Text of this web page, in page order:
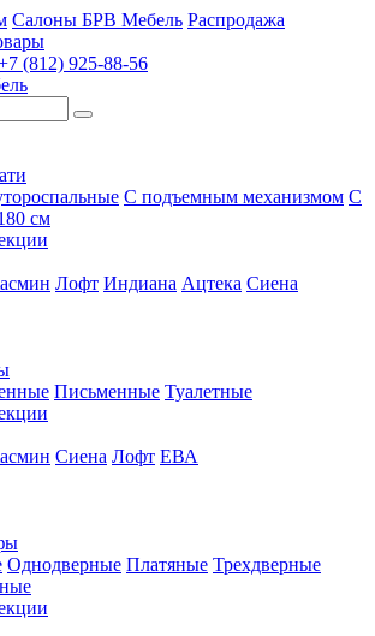
Салоны БРВ Мебель Распродажа
(812) 925-88-56
С подъемным механизмом С
см
Лофт Индиана Ацтека Сиена
Письменные Туалетные
Сиена Лофт ЕВА
Однодверные Платяные Трехдверные